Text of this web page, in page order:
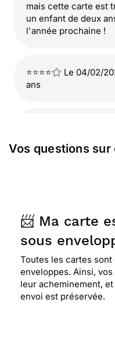
mais cette carte est
un enfant de deux
l'année prochaine !
⭐⭐⭐⭐
Le 04/02/
ans
par contre ceque je
anniversaires
venir c est
⭐⭐⭐⭐⭐ Le 14/10/
Vos questions
📨 Ma carte
sous
Toutes les cartes
enveloppes. Ainsi,
leur acheminement,
envoi est préservée.